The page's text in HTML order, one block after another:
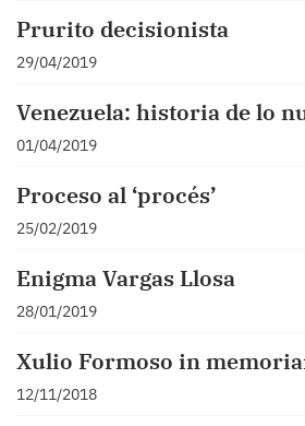
Prurito decisionista
29/04/2019
Venezuela: historia de lo
01/04/2019
Proceso al ‘procés’
25/02/2019
Enigma Vargas Llosa
28/01/2019
Xulio Formoso in
12/11/2018